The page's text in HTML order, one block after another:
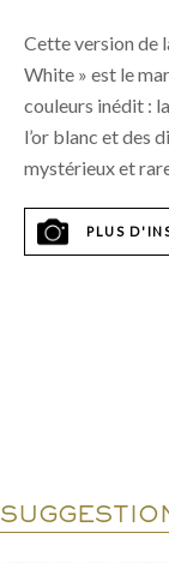
Cette version de
White » est le
couleurs inédit :
l’or blanc et des
mystérieux et
PLUS